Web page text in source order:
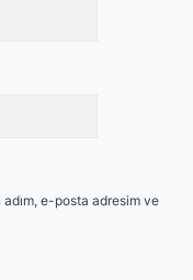
adım, e-posta adresim ve